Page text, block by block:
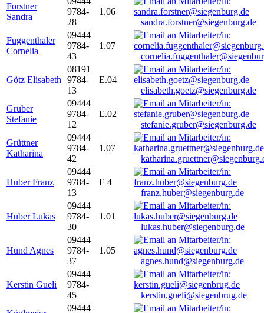
Forstner
Sandra
9784-
28
1.06
sandra.forstner@siegenburg.de
Fuggenthaler
Cornelia
09444
9784-
43
1.07
Götz Elisabeth
08191
9784-
13
E.04
elisabeth.goetz@siegenburg.de
Gruber
Stefanie
09444
9784-
12
E.02
stefanie.gruber@siegenburg.de
Grüttner
Katharina
09444
9784-
42
1.07
Huber Franz
09444
9784-
13
E 4
franz.huber@siegenburg.de
Huber Lukas
09444
9784-
30
1.01
lukas.huber@siegenburg.de
Hund Agnes
09444
9784-
37
1.05
agnes.hund@siegenburg.de
Kerstin Gueli
09444
9784-
45
kerstin.gueli@siegenbrug.de
09444